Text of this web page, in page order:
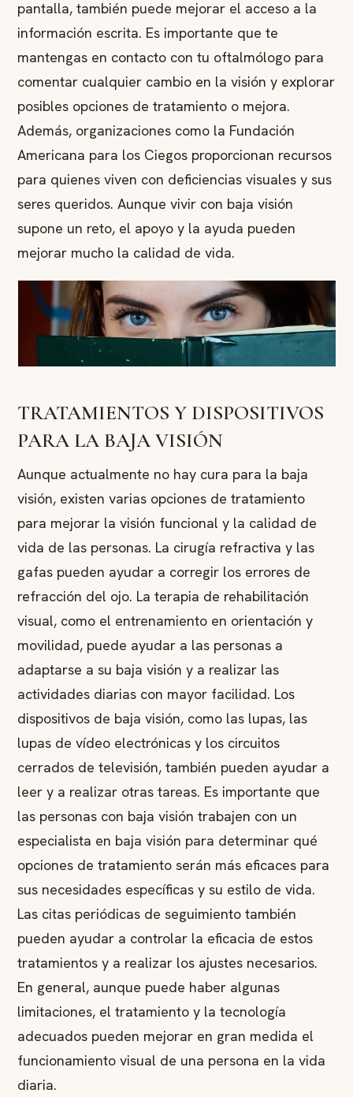
pantalla, también puede mejorar el acceso a la
información escrita. Es importante que te
mantengas en contacto con tu oftalmólogo para
comentar cualquier cambio en la visión y explorar
posibles opciones de tratamiento o mejora.
Además, organizaciones como la Fundación
Americana para los Ciegos proporcionan recursos
para quienes viven con deficiencias visuales y sus
seres queridos. Aunque vivir con baja visión
supone un reto, el apoyo y la ayuda pueden
mejorar mucho la calidad de vida.
TRATAMIENTOS Y DISPOSITIVOS
PARA LA BAJA VISIÓN
Aunque actualmente no hay cura para la baja
visión, existen varias opciones de tratamiento
para mejorar la visión funcional y la calidad de
vida de las personas. La cirugía refractiva y las
gafas pueden ayudar a corregir los errores de
refracción del ojo. La terapia de rehabilitación
visual, como el entrenamiento en orientación y
movilidad, puede ayudar a las personas a
adaptarse a su baja visión y a realizar las
actividades diarias con mayor facilidad. Los
dispositivos de baja visión, como las lupas, las
lupas de vídeo electrónicas y los circuitos
cerrados de televisión, también pueden ayudar a
leer y a realizar otras tareas. Es importante que
las personas con baja visión trabajen con un
especialista en baja visión para determinar qué
opciones de tratamiento serán más eficaces para
sus necesidades específicas y su estilo de vida.
Las citas periódicas de seguimiento también
pueden ayudar a controlar la eficacia de estos
tratamientos y a realizar los ajustes necesarios.
En general, aunque puede haber algunas
limitaciones, el tratamiento y la tecnología
adecuados pueden mejorar en gran medida el
funcionamiento visual de una persona en la vida
diaria.